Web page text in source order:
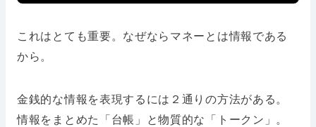
これはとても重要。なぜならマネーとは情報である
から。
金銭的な情報を表現するには２通りの方法がある。
情報をまとめた「台帳」と物質的な「トークン」。